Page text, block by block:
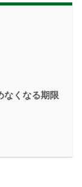
なくなる期限